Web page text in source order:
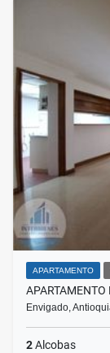
APARTAMENTO
APARTAMENTO
Envigado,
2Alcobas